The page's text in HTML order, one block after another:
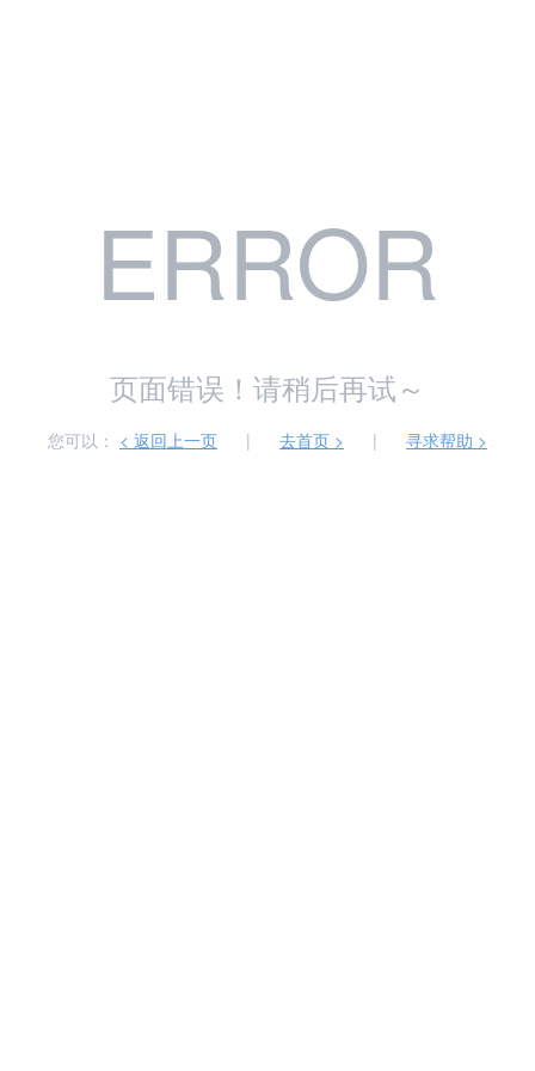
ERROR
页面错误！请稍后再试～
您可以： < 返回上一页 | 去首页 > | 寻求帮助 >